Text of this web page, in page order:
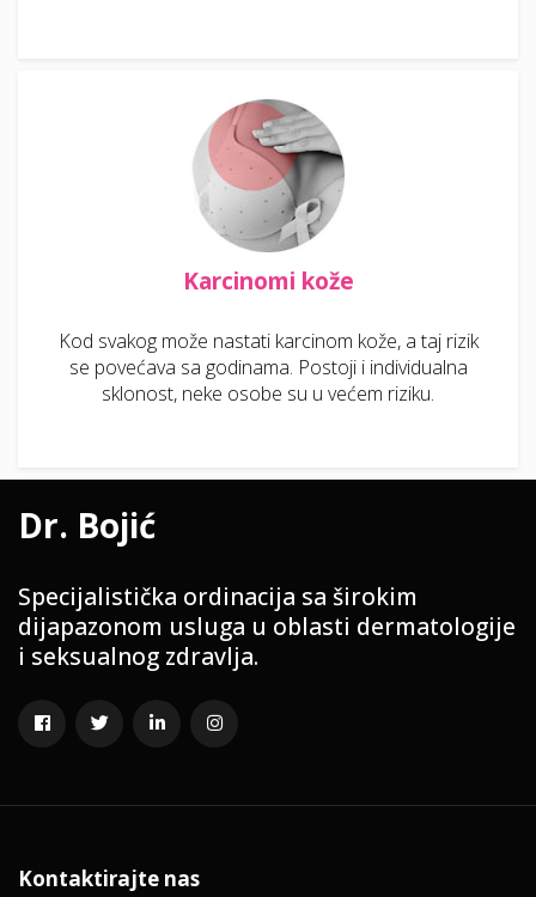
Karcinomi kože
Kod svakog može nastati karcinom kože, a taj rizik
se povećava sa godinama. Postoji i individualna
sklonost, neke osobe su u većem riziku.
Dr. Bojić
Specijalistička ordinacija sa širokim
dijapazonom usluga u oblasti dermatologije
i seksualnog zdravlja.
Kontaktirajte nas